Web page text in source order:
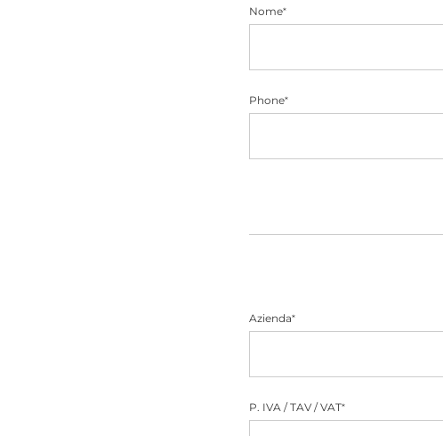
Nome*
Phone*
Azienda*
P. IVA / TAV / VAT*